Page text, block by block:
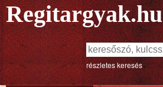
Regitargyak.hu
részletes keresés